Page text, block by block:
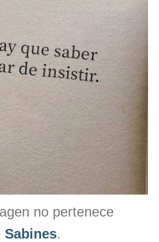
no pertenece
Sabines.